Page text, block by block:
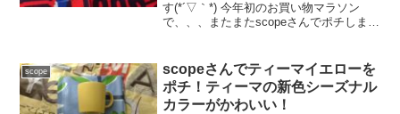
す(*´▽｀*) 今年初のお買い物マラソン
で、、、またまたscopeさんでポチしまし
と20周年なんだそうです！マラ...
scope
scopeさんでティーマイエローを
ポチ！ティーマの新色シーズナル
カラーがかわいい！